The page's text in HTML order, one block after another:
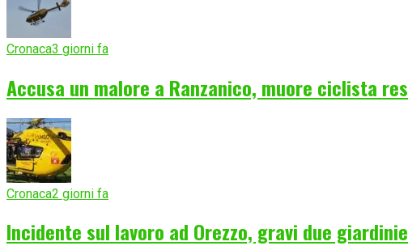
Cronaca3 giorni fa
Accusa un malore a Ranzanico, muore ciclista
Cronaca2 giorni fa
Incidente sul lavoro ad Orezzo, gravi due